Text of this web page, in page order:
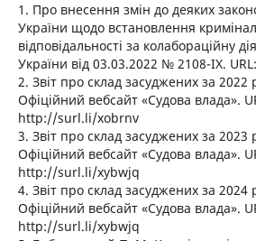
1. Про внесення змін до деяких
України щодо встановлення
відповідальності за колабораційну
України від 03.03.2022 № 2108-IX.
2. Звіт про склад засуджених за
Офіційний вебсайт «Судова влада».
http://surl.li/xobrnv
3. Звіт про склад засуджених за
Офіційний вебсайт «Судова влада».
http://surl.li/xybwjq
4. Звіт про склад засуджених за
Офіційний вебсайт «Судова влада».
http://surl.li/xybwjq